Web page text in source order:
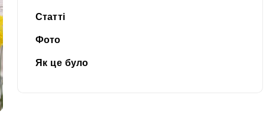
Статті
Фото
Як це було